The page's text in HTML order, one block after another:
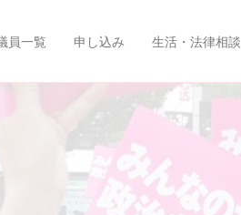
員一覧 申し込み 生活・法律相談